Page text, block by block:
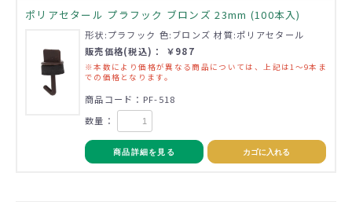
ポリアセタール プラフック ブロンズ 23mm (100本入)
形状:プラフック 色:ブロンズ 材質:ポリアセタール
販売価格(税込)： ￥987
※本数により価格が異なる商品については、上記は1～9本ま
での価格となります。
商品コード：PF-518
数量：
商品詳細を見る カゴに入れる